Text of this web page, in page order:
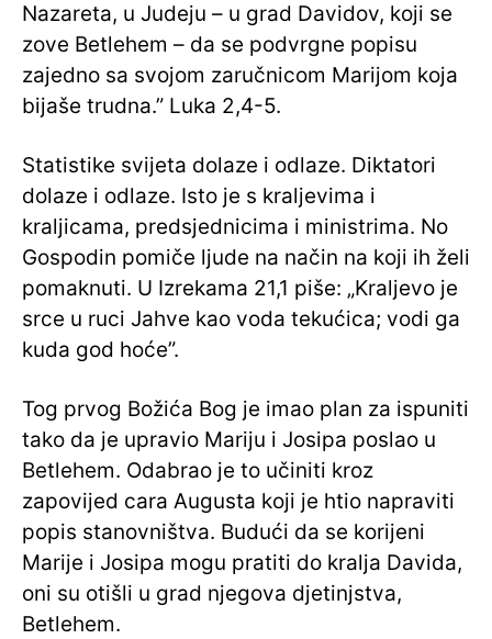
Nazareta, u Judeju – u grad Davidov, koji se
zove Betlehem – da se podvrgne popisu
zajedno sa svojom zaručnicom Marijom koja
bijaše trudna.” Luka 2,4-5.
Statistike svijeta dolaze i odlaze. Diktatori
dolaze i odlaze. Isto je s kraljevima i
kraljicama, predsjednicima i ministrima. No
Gospodin pomiče ljude na način na koji ih želi
pomaknuti. U Izrekama 21,1 piše: „Kraljevo je
srce u ruci Jahve kao voda tekućica; vodi ga
kuda god hoće”.
Tog prvog Božića Bog je imao plan za ispuniti
tako da je upravio Mariju i Josipa poslao u
Betlehem. Odabrao je to učiniti kroz
zapovijed cara Augusta koji je htio napraviti
popis stanovništva. Budući da se korijeni
Marije i Josipa mogu pratiti do kralja Davida,
oni su otišli u grad njegova djetinjstva,
Betlehem.